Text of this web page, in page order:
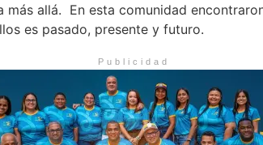
más allá. En esta comunidad
es pasado, presente y futuro.
Publicidad